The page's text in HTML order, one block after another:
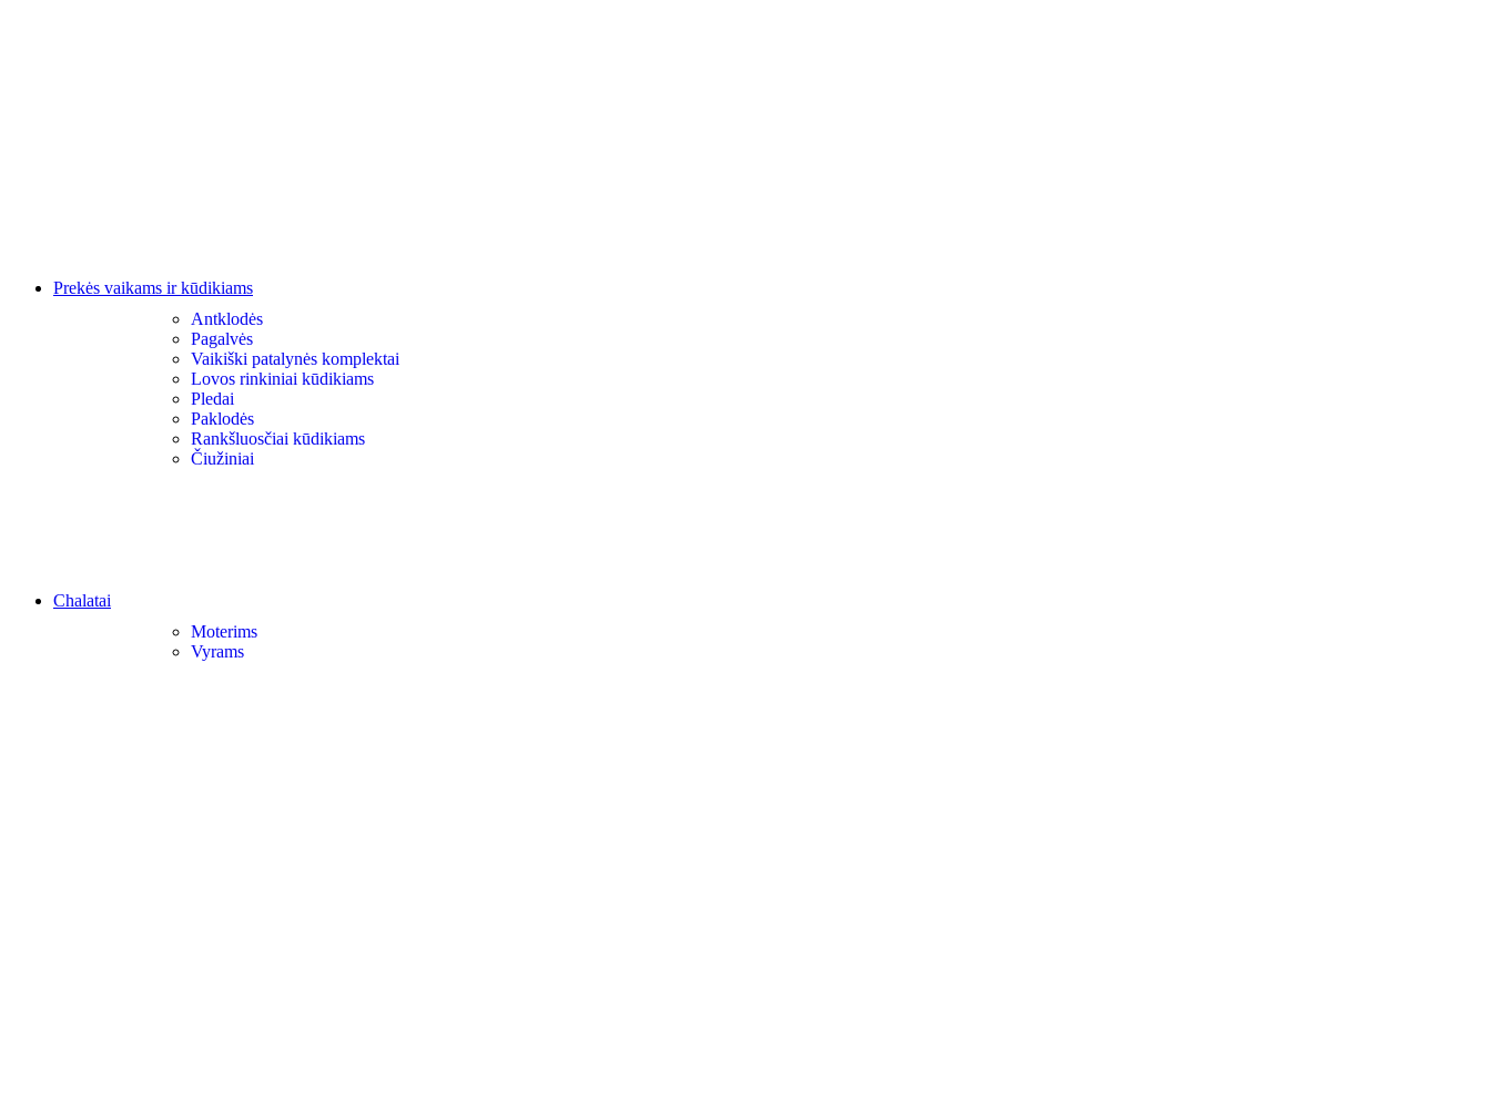
Prekės vaikams ir kūdikiams
Antklodės
Pagalvės
Vaikiški patalynės komplektai
Lovos rinkiniai kūdikiams
Pledai
Paklodės
Rankšluosčiai kūdikiams
Čiužiniai
Chalatai
Moterims
Vyrams